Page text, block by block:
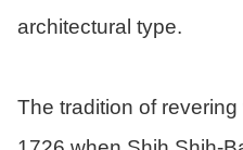
architectural type.
The tradition of